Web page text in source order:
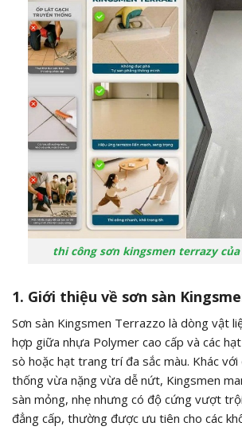
thi công sơn kingsmen terrazy
1. Giới thiệu về sơn sàn
Sơn sàn Kingsmen Terrazzo là dòng vật
hợp giữa nhựa Polymer cao cấp và các
sò hoặc hạt trang trí đa sắc màu. Khác
thống vừa nặng vừa dễ nứt, Kingsmen
sàn mỏng, nhẹ nhưng có độ cứng vượt
đẳng cấp, thường được ưu tiên cho các